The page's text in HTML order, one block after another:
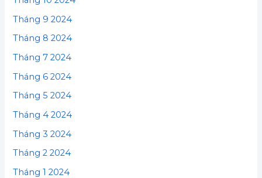
Tháng 9 2024
Tháng 8 2024
Tháng 7 2024
Tháng 6 2024
Tháng 5 2024
Tháng 4 2024
Tháng 3 2024
Tháng 2 2024
Tháng 1 2024